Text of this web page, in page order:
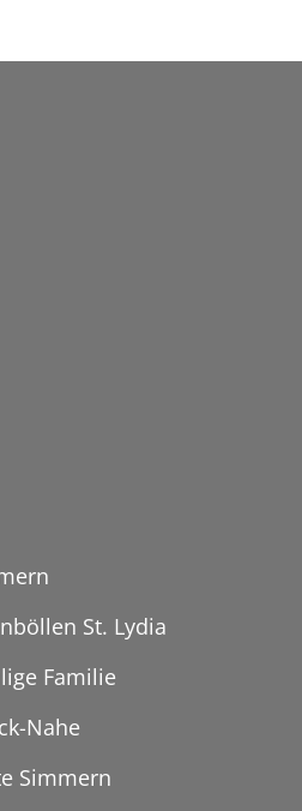
St. Lydia
Familie
Nahe
Simmern